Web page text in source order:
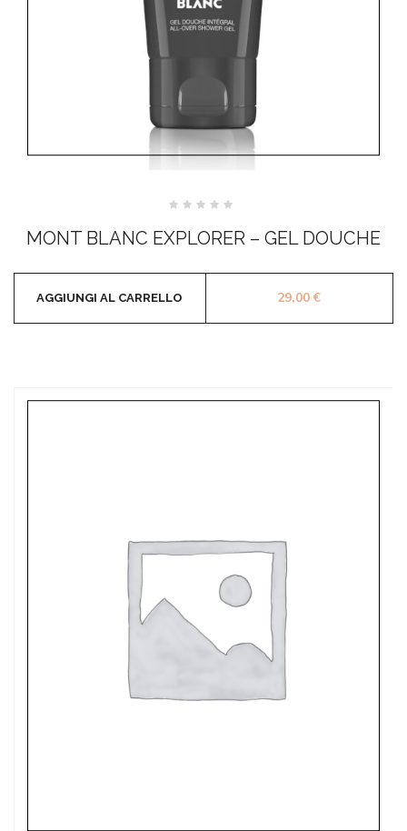
su
5
MONT BLANC EXPLORER – GEL DOUCHE
29,00€
AGGIUNGI AL CARRELLO